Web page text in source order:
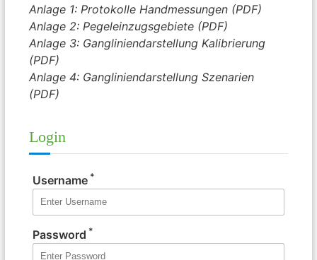
Anlage 1: Protokolle Handmessungen (PDF)
Anlage 2: Pegeleinzugsgebiete (PDF)
Anlage 3: Gangliniendarstellung Kalibrierung
(PDF)
Anlage 4: Gangliniendarstellung Szenarien
(PDF)
Login
Username *
Password *